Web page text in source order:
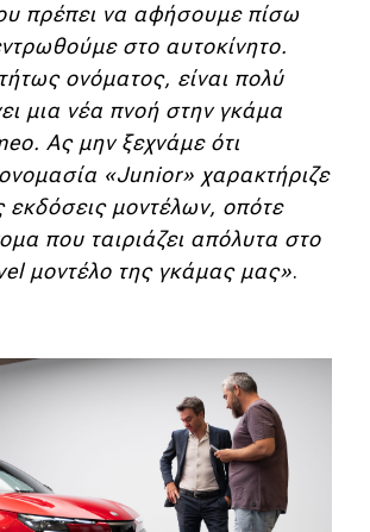
πρέπει να αφήσουμε πίσω
στο αυτοκίνητο.
ονόματος, είναι πολύ
μια νέα πνοή στην γκάμα
Ας μην ξεχνάμε ότι
«Junior» χαρακτήριζε
εκδόσεις μοντέλων, οπότε
που ταιριάζει απόλυτα στο
μοντέλο της γκάμας μας».